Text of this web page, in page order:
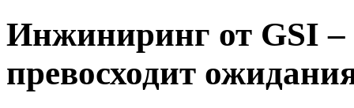
Инжиниринг от GSI –
превосходит